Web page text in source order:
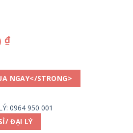
₫
NGAY</STRONG>
0964 950 001
ĐẠI LÝ